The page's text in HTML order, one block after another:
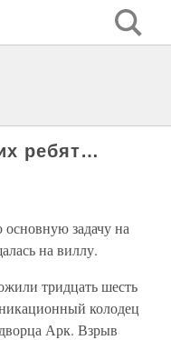
ребят…
задачу на
на виллу.
тридцать шесть
колодец
Арк. Взрыв